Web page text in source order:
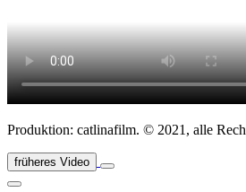
Produktion: catlinafilm. © 2021, alle
früheres Video